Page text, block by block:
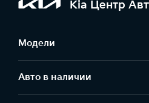
Kia Центр
Модели
Авто в наличии